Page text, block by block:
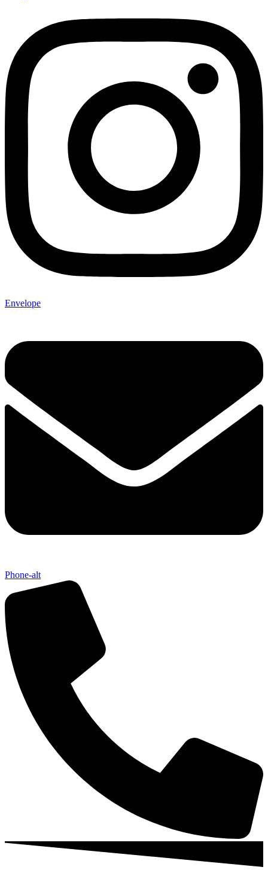
Envelope
Phone-alt